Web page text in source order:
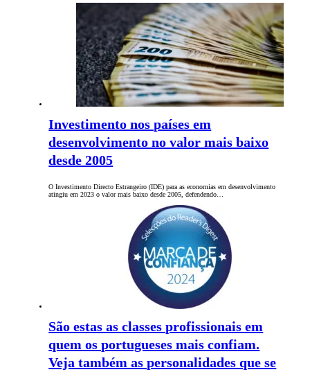
Investimento nos países em
desenvolvimento no valor mais baixo
desde 2005
O Investimento Directo Estrangeiro (IDE) para as economias em desenvolvimento
atingiu em 2023 o valor mais baixo desde 2005, defendendo…
São estas as classes profissionais em
quem os portugueses mais confiam.
Veja também as personalidades que se